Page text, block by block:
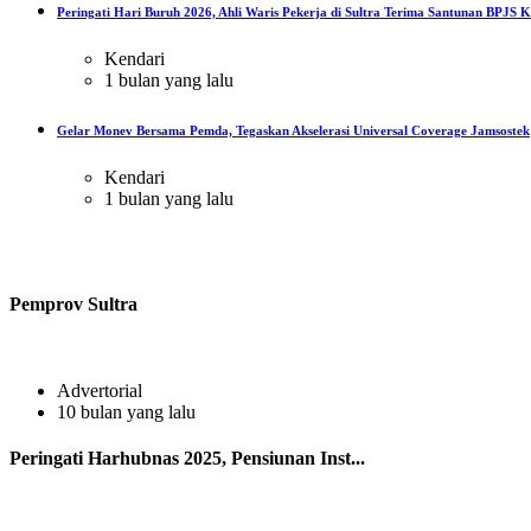
Peringati Hari Buruh 2026, Ahli Waris Pekerja di Sultra Terima Santunan BPJS
Kendari
1 bulan yang lalu
Gelar Monev Bersama Pemda, Tegaskan Akselerasi Universal Coverage Jamsostek
Kendari
1 bulan yang lalu
Pemprov Sultra
Advertorial
10 bulan yang lalu
Peringati Harhubnas 2025, Pensiunan Inst...